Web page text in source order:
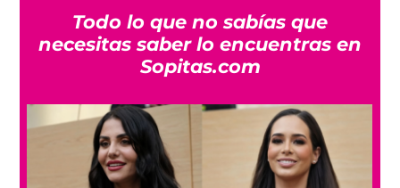
Todo lo que no sabías que
necesitas saber lo encuentras en
Sopitas.com